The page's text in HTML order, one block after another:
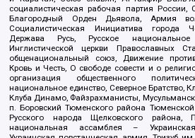
социалистическая рабочая партия России,
Благородный Орден Дьявола, Армия
Социалистическая Инициатива города
Держава Русь, Русское национальное
Инглистической церкви Православных
общенациональный союз, Движение
Кровь и Честь, О свободе совести и о
организация общественного
национальное единство, Северное Братство,
Клуба Динамо, Файзрахманисты,
п. Боровский Тюменского района
Русского народа Щелковского района,
национальная ассамблея –